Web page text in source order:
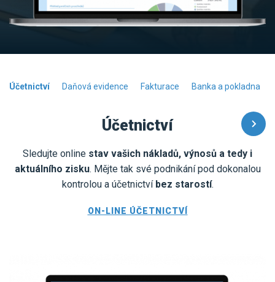
Účetnictví Daňová evidence Fakturace Banka a pokladna
Účetnictví
Sledujte online stav vašich nákladů, výnosů a tedy i
aktuálního zisku. Mějte tak své podnikání pod dokonalou
kontrolou a účetnictví bez starostí.
ON-LINE ÚČETNICTVÍ